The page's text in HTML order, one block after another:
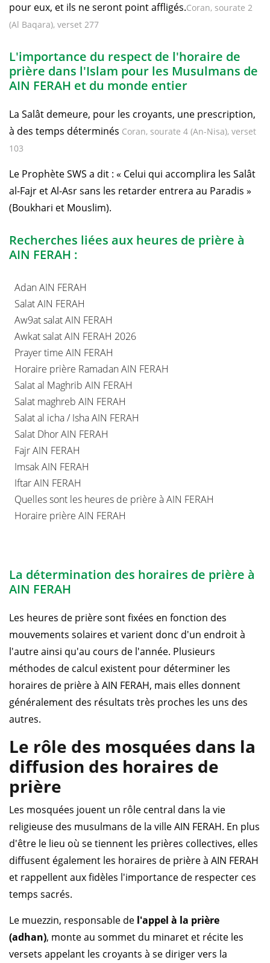
pour eux, et ils ne seront point affligés.Coran, sourate 2
(Al Baqara), verset 277
L'importance du respect de l'horaire de
prière dans l'Islam pour les Musulmans de
AIN FERAH et du monde entier
La Salât demeure, pour les croyants, une prescription,
à des temps déterminés Coran, sourate 4 (An-Nisa), verset
103
Le Prophète SWS a dit : « Celui qui accomplira les Salât
al-Fajr et Al-Asr sans les retarder entrera au Paradis »
(Boukhari et Mouslim).
Recherches liées aux heures de prière à
AIN FERAH :
Adan AIN FERAH
Salat AIN FERAH
Aw9at salat AIN FERAH
Awkat salat AIN FERAH 2026
Prayer time AIN FERAH
Horaire prière Ramadan AIN FERAH
Salat al Maghrib AIN FERAH
Salat maghreb AIN FERAH
Salat al icha / Isha AIN FERAH
Salat Dhor AIN FERAH
Fajr AIN FERAH
Imsak AIN FERAH
Iftar AIN FERAH
Quelles sont les heures de prière à AIN FERAH
Horaire prière AIN FERAH
La détermination des horaires de prière à
AIN FERAH
Les heures de prière sont fixées en fonction des
mouvements solaires et varient donc d'un endroit à
l'autre ainsi qu'au cours de l'année. Plusieurs
méthodes de calcul existent pour déterminer les
horaires de prière à AIN FERAH, mais elles donnent
généralement des résultats très proches les uns des
autres.
Le rôle des mosquées dans la
diffusion des horaires de
prière
Les mosquées jouent un rôle central dans la vie
religieuse des musulmans de la ville AIN FERAH. En plus
d'être le lieu où se tiennent les prières collectives, elles
diffusent également les horaires de prière à AIN FERAH
et rappellent aux fidèles l'importance de respecter ces
temps sacrés.
Le muezzin, responsable de l'appel à la prière
(adhan), monte au sommet du minaret et récite les
versets appelant les croyants à se diriger vers la